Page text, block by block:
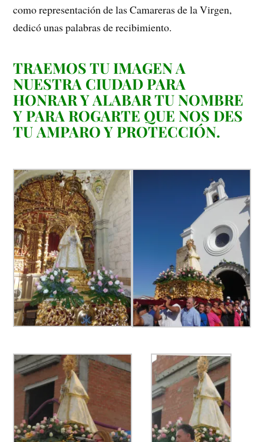
como representación de las Camareras de la Virgen,
dedicó unas palabras de recibimiento.
TRAEMOS TU IMAGEN A
NUESTRA CIUDAD PARA
HONRAR Y ALABAR TU NOMBRE
Y PARA ROGARTE QUE NOS DES
TU AMPARO Y PROTECCIÓN.